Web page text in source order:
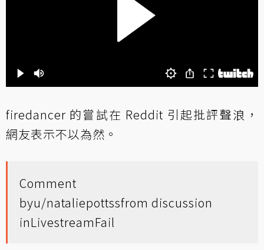
firedancer 的嘗試在 Reddit 引起批評聲浪，
網友表示不以為然。
Comment
byu/nataliepottssfrom discussion
inLivestreamFail